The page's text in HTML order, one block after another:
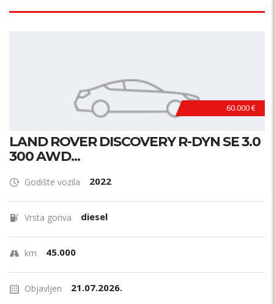
60.000 €
LAND ROVER DISCOVERY R-DYN SE 3.0
300 AWD...
Godište vozila 2022
Vrsta goriva diesel
km 45.000
Objavljen 21.07.2026.